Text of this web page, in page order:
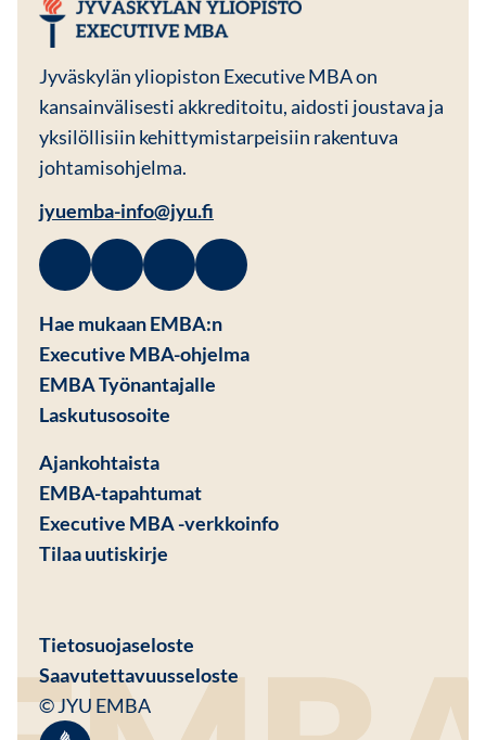
Jyväskylän yliopiston Executive MBA on
kansainvälisesti akkreditoitu, aidosti joustava ja
yksilöllisiin kehittymistarpeisiin rakentuva
johtamisohjelma.
jyuemba-info@jyu.fi
Facebook
Avautuu uuteen ikkunaan
Linkedin
Avautuu uuteen ikkunaan
Instagram
Avautuu uuteen ikkunaan
Youtube
Avautuu uuteen ikkunaan
Hae mukaan EMBA:n
Executive MBA-ohjelma
EMBA Työnantajalle
Laskutusosoite
Ajankohtaista
EMBA-tapahtumat
Executive MBA -verkkoinfo
Tilaa uutiskirje
© JYU EMBA
Tietosuojaseloste
Saavutettavuusseloste